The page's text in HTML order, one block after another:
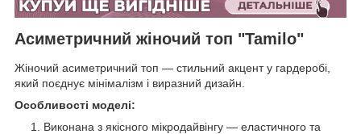
Асиметричний жіночий топ "Tamilo"
Жіночий асиметричний топ — стильний акцент у гардеробі,
який поєднує мінімалізм і виразний дизайн.
Особливості моделі:
Виконана з якісного мікродайвінгу — еластичного та